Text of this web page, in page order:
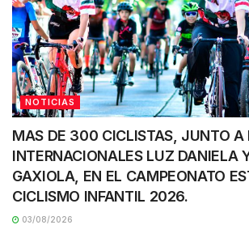
NOTICIAS
MAS DE 300 CICLISTAS, JUNTO A
INTERNACIONALES LUZ DANIELA
GAXIOLA, EN EL CAMPEONATO
CICLISMO INFANTIL 2026.
03/08/2026